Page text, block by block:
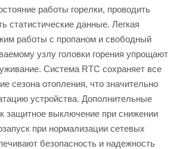
работы горелки, проводить
статистические данные. Легкая
работы с пропаном и свободный
узлу головки горения упрощают
Система RTC сохраняет все
сезона отопления, что значительно
устройства. Дополнительные
защитное выключение при снижении
при нормализации сетевых
безопасность и надежность